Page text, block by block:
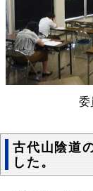
委
古代山陰道
した。